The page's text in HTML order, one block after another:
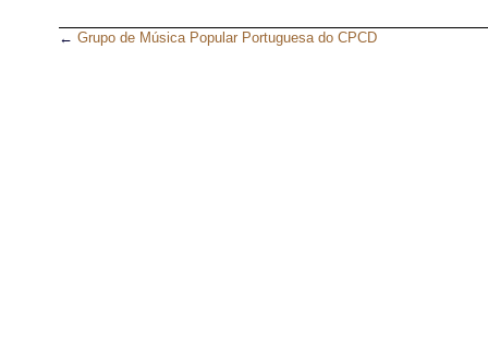
←Grupo de Música Popular Portuguesa do CPCD